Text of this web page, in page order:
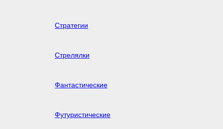
Стратегии
Стрелялки
Фантастические
Футуристические